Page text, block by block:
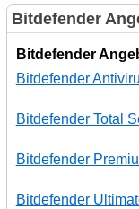
Bitdefender
Bitdefender
Bitdefender
Bitdefender Total
Bitdefender
Bitdefender